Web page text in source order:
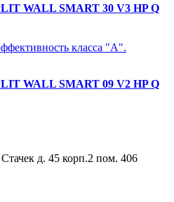
WALL SMART 30 V3 HP Q
WALL SMART 09 V2 HP Q
д. 45 корп.2 пом. 406